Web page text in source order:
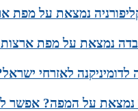
נמצאת על מפת
נמצאת על מפת ארצות
לדומיניקנה לאזרחי
נמצאת על המפה? אפשר